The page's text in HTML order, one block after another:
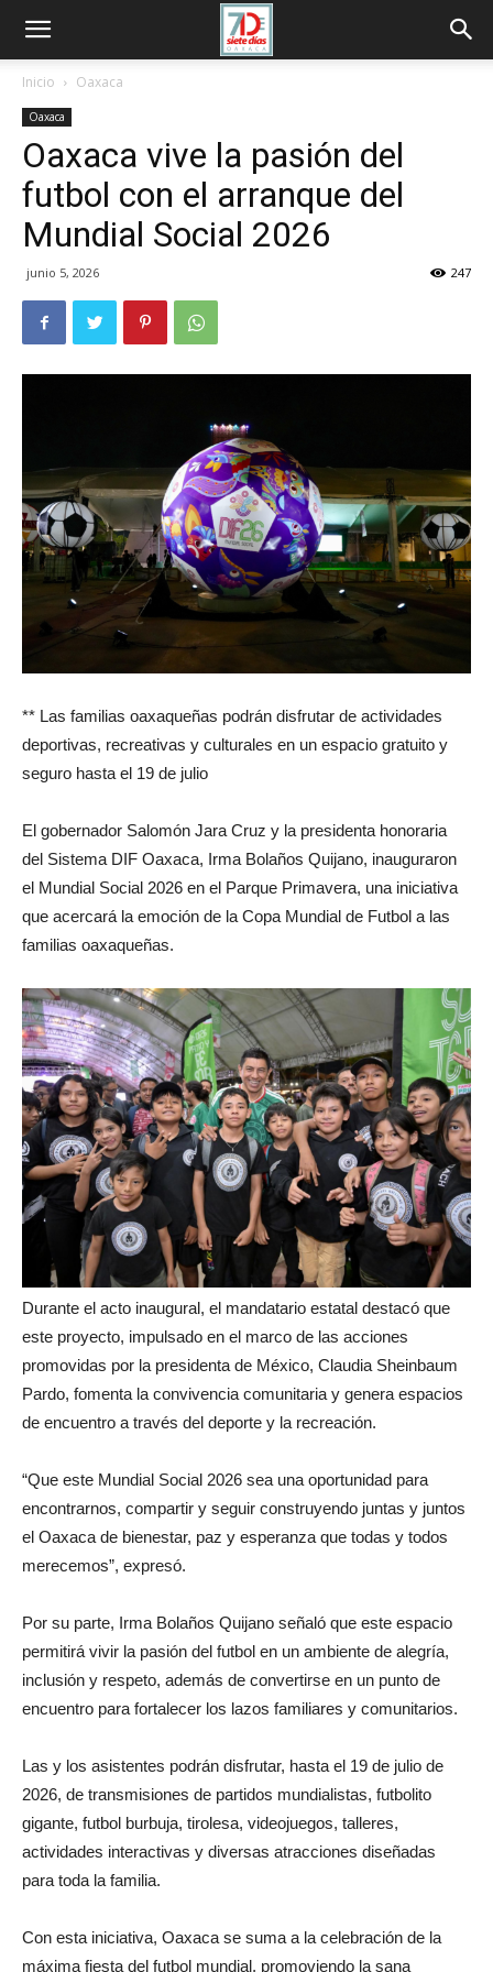
Inicio Oaxaca
Oaxaca
Oaxaca vive la pasión del
futbol con el arranque del
Mundial Social 2026
junio 5, 2026 247
** Las familias oaxaqueñas podrán disfrutar de actividades
deportivas, recreativas y culturales en un espacio gratuito y
seguro hasta el 19 de julio
El gobernador Salomón Jara Cruz y la presidenta honoraria
del Sistema DIF Oaxaca, Irma Bolaños Quijano, inauguraron
el Mundial Social 2026 en el Parque Primavera, una iniciativa
que acercará la emoción de la Copa Mundial de Futbol a las
familias oaxaqueñas.
Durante el acto inaugural, el mandatario estatal destacó que
este proyecto, impulsado en el marco de las acciones
promovidas por la presidenta de México, Claudia Sheinbaum
Pardo, fomenta la convivencia comunitaria y genera espacios
de encuentro a través del deporte y la recreación.
“Que este Mundial Social 2026 sea una oportunidad para
encontrarnos, compartir y seguir construyendo juntas y juntos
el Oaxaca de bienestar, paz y esperanza que todas y todos
merecemos”, expresó.
Por su parte, Irma Bolaños Quijano señaló que este espacio
permitirá vivir la pasión del futbol en un ambiente de alegría,
inclusión y respeto, además de convertirse en un punto de
encuentro para fortalecer los lazos familiares y comunitarios.
Las y los asistentes podrán disfrutar, hasta el 19 de julio de
2026, de transmisiones de partidos mundialistas, futbolito
gigante, futbol burbuja, tirolesa, videojuegos, talleres,
actividades interactivas y diversas atracciones diseñadas
para toda la familia.
Con esta iniciativa, Oaxaca se suma a la celebración de la
máxima fiesta del futbol mundial, promoviendo la sana